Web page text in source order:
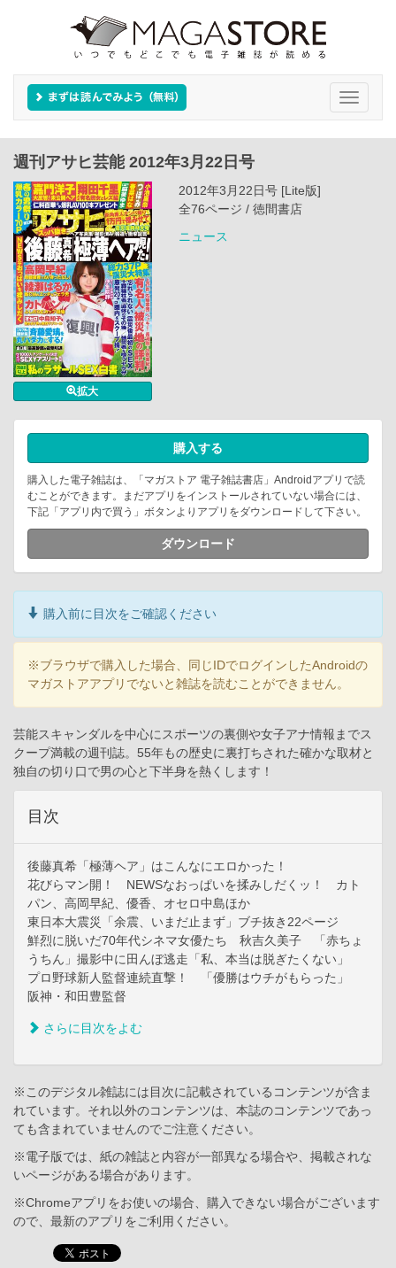
Toggle
週刊アサヒ芸能 2012年3月22日号
拡大
2012年3月22日号 [Lite版]
全76ページ / 徳間書店
ニュース
購入する
購入した電子雑誌は、「マガストア 電子雑誌書店」Androidアプリで読
むことができます。まだアプリをインストールされていない場合には、
下記「アプリ内で買う」ボタンよりアプリをダウンロードして下さい。
ダウンロード
購入前に目次をご確認ください
※ブラウザで購入した場合、同じIDでログインしたAndroidの
マガストアアプリでないと雑誌を読むことができません。
芸能スキャンダルを中心にスポーツの裏側や女子アナ情報までス
クープ満載の週刊誌。55年もの歴史に裏打ちされた確かな取材と
独自の切り口で男の心と下半身を熱くします！
目次
後藤真希「極薄ヘア」はこんなにエロかった！
花びらマン開！ NEWSなおっぱいを揉みしだくッ！ カト
パン、高岡早紀、優香、オセロ中島ほか
東日本大震災「余震、いまだ止まず」ブチ抜き22ページ
鮮烈に脱いだ70年代シネマ女優たち 秋吉久美子 「赤ちょ
うちん」撮影中に田んぼ逃走「私、本当は脱ぎたくない」
プロ野球新人監督連続直撃！ 「優勝はウチがもらった」
阪神・和田豊監督
さらに目次をよむ
※このデジタル雑誌には目次に記載されているコンテンツが含ま
れています。それ以外のコンテンツは、本誌のコンテンツであっ
ても含まれていませんのでご注意ください。
※電子版では、紙の雑誌と内容が一部異なる場合や、掲載されな
いページがある場合があります。
※Chromeアプリをお使いの場合、購入できない場合がございます
ので、最新のアプリをご利用ください。